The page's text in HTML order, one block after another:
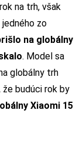
na trh, však
zo
na globálny
. Model sa
globálny trh
budúci rok by
Xiaomi 15